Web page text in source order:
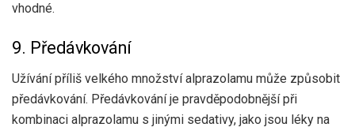
vhodné.
9. Předávkování
Užívání příliš velkého množství alprazolamu může způsobit
předávkování. Předávkování je pravděpodobnější při
kombinaci alprazolamu s jinými sedativy, jako jsou léky na